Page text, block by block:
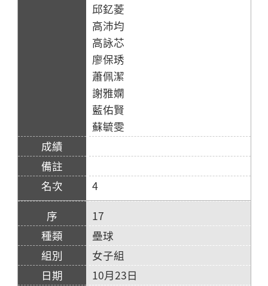
邱釔菱
高沛均
高詠芯
廖保琇
蕭佩潔
謝雅嫻
藍佑賢
蘇毓雯
4
17
壘球
女子組
10月23日